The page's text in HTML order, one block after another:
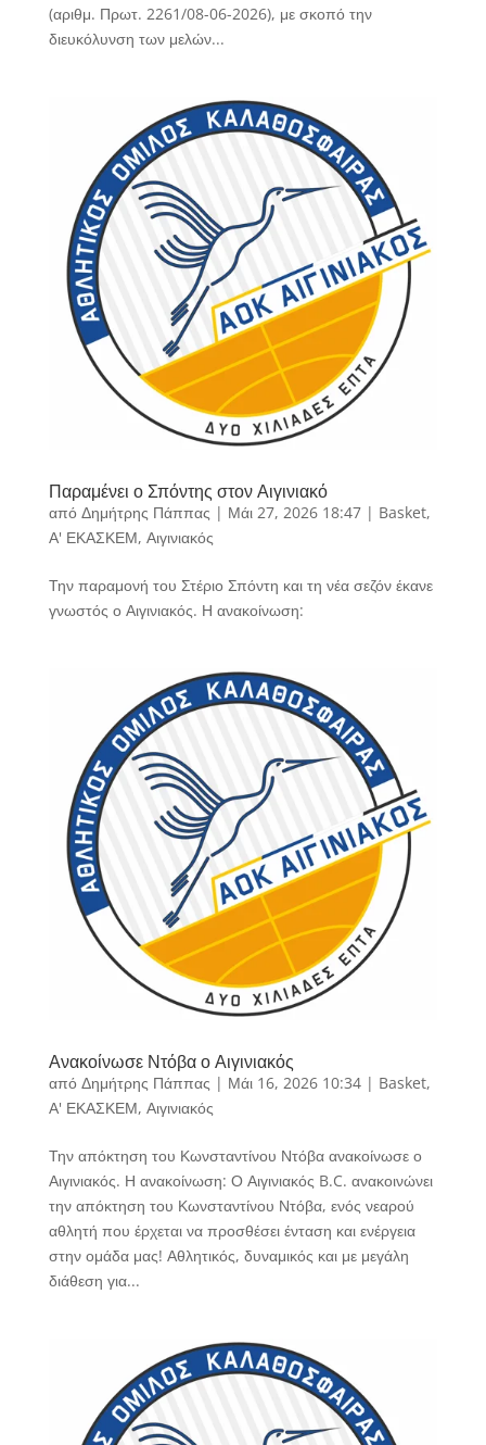
(αριθμ. Πρωτ. 2261/08-06-2026), με σκοπό την
διευκόλυνση των μελών...
Παραμένει ο Σπόντης στον Αιγινιακό
από Δημήτρης Πάππας | Μάι 27, 2026 18:47| Basket,
Α' ΕΚΑΣΚΕΜ, Αιγινιακός
Την παραμονή του Στέριο Σπόντη και τη νέα σεζόν έκανε
γνωστός ο Αιγινιακός. Η ανακοίνωση:
Ανακοίνωσε Ντόβα ο Αιγινιακός
από Δημήτρης Πάππας | Μάι 16, 2026 10:34| Basket,
Α' ΕΚΑΣΚΕΜ, Αιγινιακός
Την απόκτηση του Κωνσταντίνου Ντόβα ανακοίνωσε ο
Αιγινιακός. Η ανακοίνωση: Ο Αιγινιακός B.C. ανακοινώνει
την απόκτηση του Κωνσταντίνου Ντόβα, ενός νεαρού
αθλητή που έρχεται να προσθέσει ένταση και ενέργεια
στην ομάδα μας! Αθλητικός, δυναμικός και με μεγάλη
διάθεση για...